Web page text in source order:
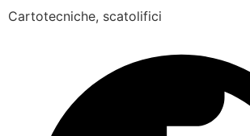
Cartotecniche, scatolifici